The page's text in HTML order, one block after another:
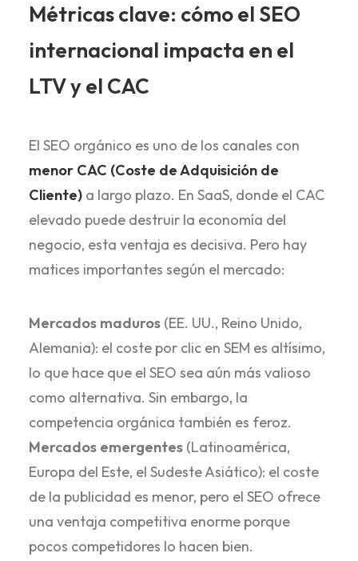
Métricas clave: cómo el SEO
internacional impacta en el
LTV y el CAC
El SEO orgánico es uno de los canales con
menor CAC (Coste de Adquisición de
Cliente) a largo plazo. En SaaS, donde el CAC
elevado puede destruir la economía del
negocio, esta ventaja es decisiva. Pero hay
matices importantes según el mercado:
Mercados maduros (EE. UU., Reino Unido,
Alemania): el coste por clic en SEM es altísimo,
lo que hace que el SEO sea aún más valioso
como alternativa. Sin embargo, la
competencia orgánica también es feroz.
Mercados emergentes (Latinoamérica,
Europa del Este, el Sudeste Asiático): el coste
de la publicidad es menor, pero el SEO ofrece
una ventaja competitiva enorme porque
pocos competidores lo hacen bien.